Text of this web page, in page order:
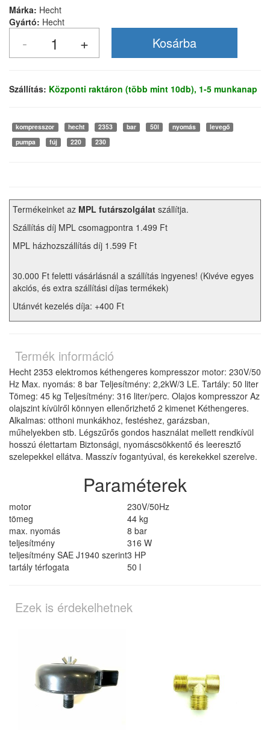
Márka: Hecht
Gyártó: Hecht
Szállítás: Központi raktáron (több mint 10db), 1-5 munkanap
kompresszor hecht 2353 bar 50l nyomás
levegő
pumpa
fúj 220 230
Termékeinket az MPL futárszolgálat szállítja.
Szállítás díj MPL csomagpontra 1.499 Ft
MPL házhozszállítás díj 1.599 Ft
30.000 Ft feletti vásárlásnál a szállítás ingyenes! (Kivéve egyes
akciós, és extra szállítási díjas termékek)
Utánvét kezelés díja: +400 Ft
Termék információ
Hecht 2353 elektromos kéthengeres kompresszor motor: 230V/50
Hz Max. nyomás: 8 bar Teljesítmény: 2,2kW/3 LE. Tartály: 50 liter
Tömeg: 45 kg Teljesítmény: 316 liter/perc. Olajos kompresszor Az
olajszint kívülről könnyen ellenőrizhető 2 kimenet Kéthengeres.
Alkalmas: otthoni munkákhoz, festéshez, garázsban,
műhelyekben stb. Légszűrős gondos használat mellett rendkívül
hosszú élettartam Biztonsági, nyomáscsökkentő és leeresztő
szelepekkel ellátva. Masszív fogantyúval, és kerekekkel szerelve.
Paraméterek
motor
230V/50Hz
tömeg
44 kg
max. nyomás
8 bar
teljesítmény
316 W
teljesítmény SAE J1940 szerint3 HP
tartály térfogata
50 l
Ezek is érdekelhetnek